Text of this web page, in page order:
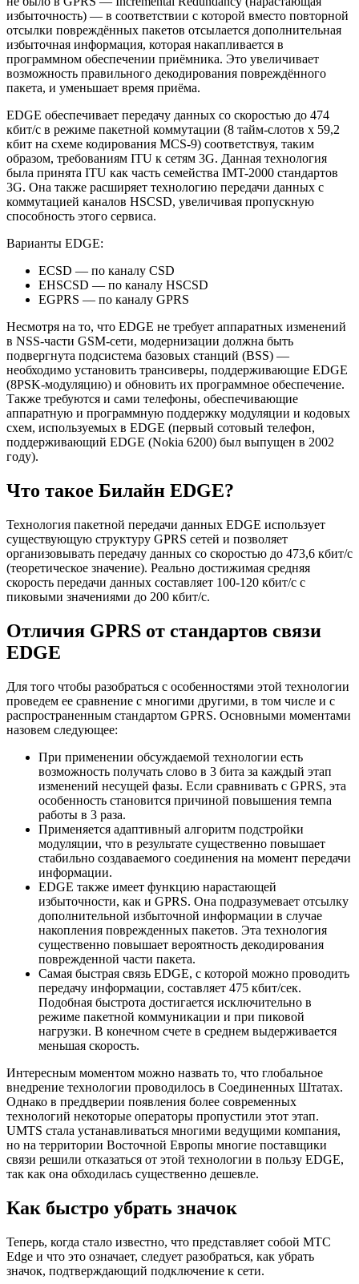
избыточность) — в соответствии с которой вместо повторной
отсылки повреждённых пакетов отсылается дополнительная
избыточная информация, которая накапливается в
программном обеспечении приёмника. Это увеличивает
возможность правильного декодирования повреждённого
пакета, и уменьшает время приёма.
EDGE обеспечивает передачу данных со скоростью до 474
кбит/с в режиме пакетной коммутации (8 тайм-слотов x 59,2
кбит на схеме кодирования MCS-9) соответствуя, таким
образом, требованиям ITU к сетям 3G. Данная технология
была принята ITU как часть семейства IMT-2000 стандартов
3G. Она также расширяет технологию передачи данных с
коммутацией каналов HSCSD, увеличивая пропускную
способность этого сервиса.
Варианты EDGE:
ECSD — по каналу CSD
EHSCSD — по каналу HSCSD
EGPRS — по каналу GPRS
Несмотря на то, что EDGE не требует аппаратных изменений
в NSS-части GSM-сети, модернизации должна быть
подвергнута подсистема базовых станций (BSS) —
необходимо установить трансиверы, поддерживающие EDGE
(8PSK-модуляцию) и обновить их программное обеспечение.
Также требуются и сами телефоны, обеспечивающие
аппаратную и программную поддержку модуляции и кодовых
схем, используемых в EDGE (первый сотовый телефон,
поддерживающий EDGE (Nokia 6200) был выпущен в 2002
году).
Что такое Билайн EDGE?
Технология пакетной передачи данных EDGE использует
существующую структуру GPRS сетей и позволяет
организовывать передачу данных со скоростью до 473,6 кбит/с
(теоретическое значение). Реально достижимая средняя
скорость передачи данных составляет 100-120 кбит/с с
пиковыми значениями до 200 кбит/с.
Отличия GPRS от стандартов связи
EDGE
Для того чтобы разобраться с особенностями этой технологии
проведем ее сравнение с многими другими, в том числе и с
распространенным стандартом GPRS. Основными моментами
назовем следующее:
При применении обсуждаемой технологии есть
возможность получать слово в 3 бита за каждый этап
изменений несущей фазы. Если сравнивать с GPRS, эта
особенность становится причиной повышения темпа
работы в 3 раза.
Применяется адаптивный алгоритм подстройки
модуляции, что в результате существенно повышает
стабильно создаваемого соединения на момент передачи
информации.
EDGE также имеет функцию нарастающей
избыточности, как и GPRS. Она подразумевает отсылку
дополнительной избыточной информации в случае
накопления поврежденных пакетов. Эта технология
существенно повышает вероятность декодирования
поврежденной части пакета.
Самая быстрая связь EDGE, с которой можно проводить
передачу информации, составляет 475 кбит/сек.
Подобная быстрота достигается исключительно в
режиме пакетной коммуникации и при пиковой
нагрузки. В конечном счете в среднем выдерживается
меньшая скорость.
Интересным моментом можно назвать то, что глобальное
внедрение технологии проводилось в Соединенных Штатах.
Однако в преддверии появления более современных
технологий некоторые операторы пропустили этот этап.
UMTS стала устанавливаться многими ведущими компания,
но на территории Восточной Европы многие поставщики
связи решили отказаться от этой технологии в пользу EDGE,
так как она обходилась существенно дешевле.
Как быстро убрать значок
Теперь, когда стало известно, что представляет собой MTC
Edge и что это означает, следует разобраться, как убрать
значок, подтверждающий подключение к сети.